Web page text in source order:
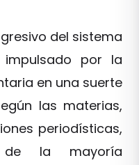
del sistema
por la
en una suerte
las materias,
periodísticas,
la mayoría